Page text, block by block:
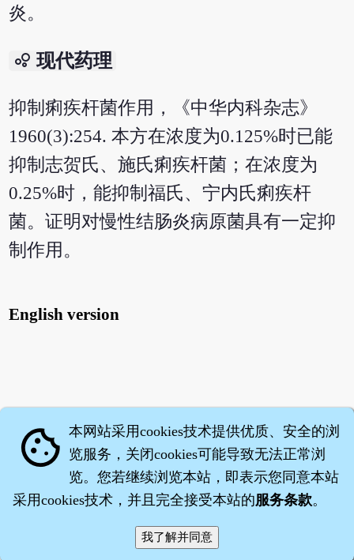
炎。
bubble_chart 现代药理
抑制痢疾杆菌作用，《中华内科杂志》
1960(3):254. 本方在浓度为0.125%时已能
抑制志贺氏、施氏痢疾杆菌；在浓度为
0.25%时，能抑制福氏、宁内氏痢疾杆
菌。证明对慢性结肠炎病原菌具有一定抑
制作用。
English version
·沈药子©2008～2026
cookie 本网站采用cookies技术提供优质、安全的浏
览服务，关闭cookies可能导致无法正常浏
览。您若继续浏览本站，即表示您同意本站
采用cookies技术，并且完全接受本站的服务条款。